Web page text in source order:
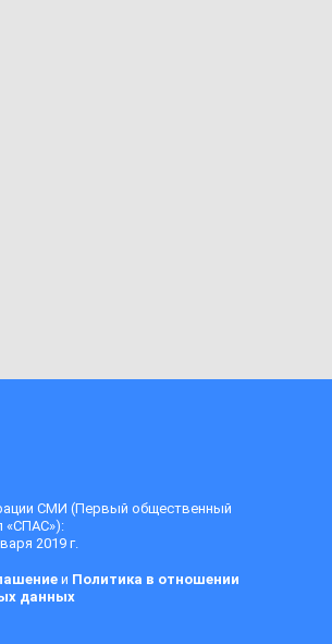
СМИ (Первый общественный
«СПАС»):
2019 г.
и Политика в отношении
данных